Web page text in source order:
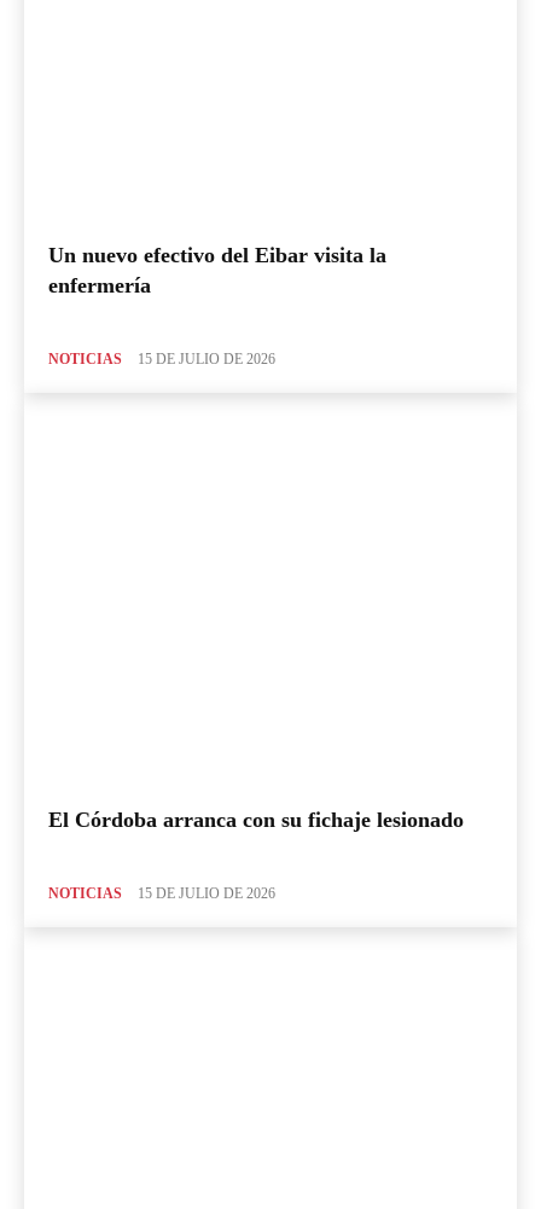
Un nuevo efectivo del Eibar visita la
enfermería
NOTICIAS 15 DE JULIO DE 2026
El Córdoba arranca con su fichaje lesionado
NOTICIAS 15 DE JULIO DE 2026